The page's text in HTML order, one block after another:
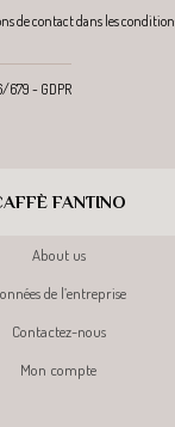
de contact dans les
679 - GDPR
FANTINO
About us
de l’entreprise
Contactez-nous
Mon compte